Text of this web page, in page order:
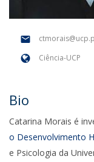
Ciência-UCP
Bio
Catarina Morais é
o Desenvolvimento
e Psicologia da